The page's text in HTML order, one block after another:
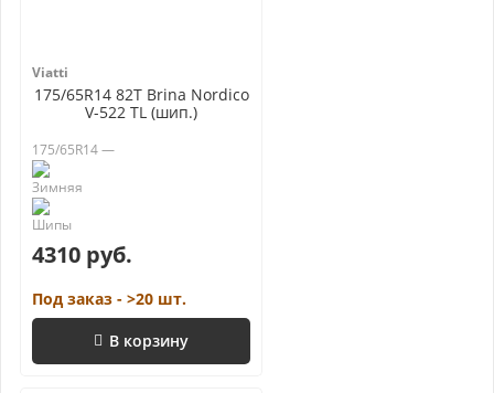
Viatti
175/65R14 82T Brina Nordico
V-522 TL (шип.)
175/65R14 —
4310 руб.
Под заказ - >20 шт.
В корзину